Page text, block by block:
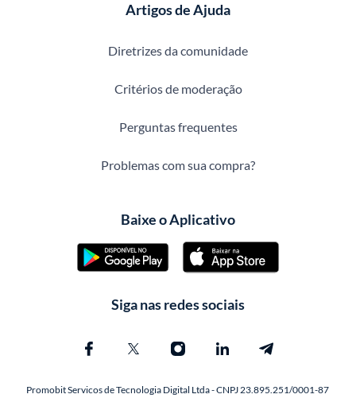
Artigos de Ajuda
Diretrizes da comunidade
Critérios de moderação
Perguntas frequentes
Problemas com sua compra?
Baixe o Aplicativo
Siga nas redes sociais
Promobit Servicos de Tecnologia Digital Ltda - CNPJ 23.895.251/0001-87